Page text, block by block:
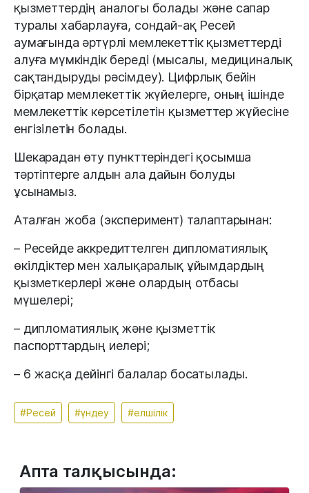
қызметтердің аналогы болады және сапар
туралы хабарлауға, сондай-ақ Ресей
аумағында әртүрлі мемлекеттік қызметтерді
алуға мүмкіндік береді (мысалы, медициналық
сақтандыруды рәсімдеу). Цифрлық бейін
бірқатар мемлекеттік жүйелерге, оның ішінде
мемлекеттік көрсетілетін қызметтер жүйесіне
енгізілетін болады.
Шекарадан өту пункттеріндегі қосымша
тәртіптерге алдын ала дайын болуды
ұсынамыз.
Аталған жоба (эксперимент) талаптарынан:
– Ресейде аккредиттелген дипломатиялық
өкілдіктер мен халықаралық ұйымдардың
қызметкерлері және олардың отбасы
мүшелері;
– дипломатиялық және қызметтік
паспорттардың иелері;
– 6 жасқа дейінгі балалар босатылады.
#Ресей #үндеу #елшілік
Апта талқысында: